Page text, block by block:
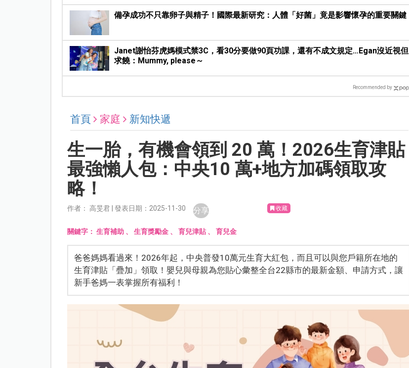
備孕成功不只靠卵子與精子！國際最新研究：人體「好菌」竟是影響懷孕的重要關鍵
Janet謝怡芬虎媽模式禁3C，看30分要做90頁功課，還有不成文規定…Egan沒近視但
求饒：Mummy, please～
Recommended by
首頁 家庭 新知快遞
生一胎，有機會領到 20 萬！2026生育津貼
最強懶人包：中央10 萬+地方加碼領取攻
略！
作者： 高旻君 | 發表日期：2025-11-30 分享 收藏
關鍵字：生育補助 、生育獎勵金 、育兒津貼、育兒金
爸爸媽媽看過來！2026年起，中央普發10萬元生育大紅包，而且可以與您戶籍所在地的
生育津貼「疊加」領取！嬰兒與母親為您貼心彙整全台22縣市的最新金額、申請方式，讓
新手爸媽一表掌握所有福利！